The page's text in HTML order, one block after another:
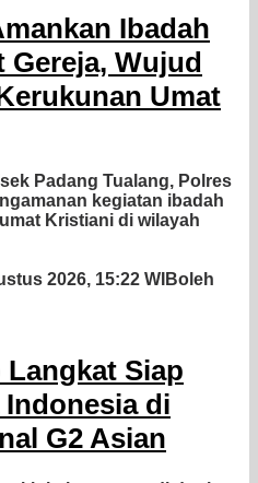
Ibadah
Gereja, Wujud
Umat
Padang Tualang, Polres
kegiatan ibadah
Kristiani di wilayah
2026, 15:22 WIBoleh
Siap
Indonesia di
G2 Asian